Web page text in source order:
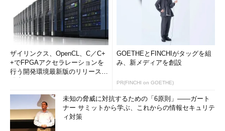
ザイリンクス、OpenCL、C／C+
+でFPGAアクセラレーションを
行う開発環境最新版のリリースを
GOETHEとFINCHIがタッグを組
み、新メディアを創設
PR(FINCHI on GOETHE)
未知の脅威に対抗するための「6原則」――ガート
ナー サミットから学ぶ、これからの情報セキュリテ
ィ対策